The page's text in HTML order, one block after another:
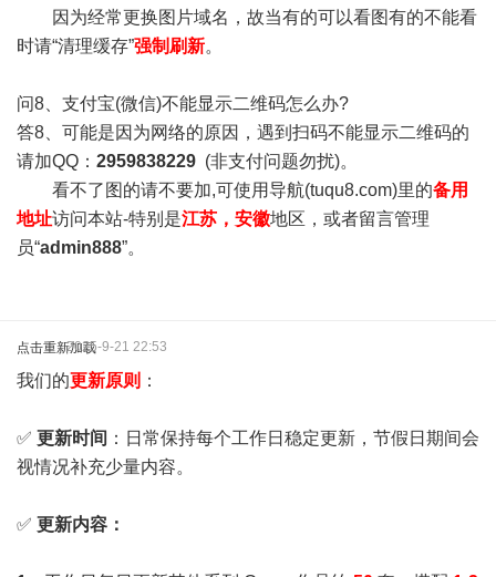
因为经常更换图片域名，故当有的可以看图有的不能看
时请“清理缓存”强制刷新。
问8、支付宝(微信)不能显示二维码怎么办?
答8、可能是因为网络的原因，遇到扫码不能显示二维码的
请加QQ： 2959838229 (非支付问题勿扰)。
看不了图的请不要加,可使用导航(tuqu8.com)里的备用
地址访问本站-特别是江苏，安徽地区，或者留言管理
员“admin888”。
点击重新加载2025-9-21 22:53
我们的更新原则 ：
✅ 更新时间 ：日常保持每个工作日稳定更新，节假日期间会
视情况补充少量内容。
✅ 更新内容：